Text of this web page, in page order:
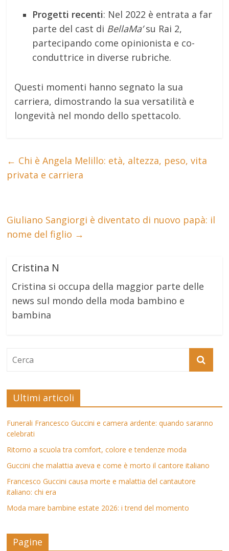
Progetti recenti: Nel 2022 è entrata a far
parte del cast di BellaMa’su Rai 2,
partecipando come opinionista e co-
conduttrice in diverse rubriche.
Questi momenti hanno segnato la sua
carriera, dimostrando la sua versatilità e
longevità nel mondo dello spettacolo.
← Chi è Angela Melillo: età, altezza, peso, vita
privata e carriera
Giuliano Sangiorgi è diventato di nuovo papà: il
nome del figlio →
Cristina N
Cristina si occupa della maggior parte delle
news sul mondo della moda bambino e
bambina
Ultimi articoli
Funerali Francesco Guccini e camera ardente: quando saranno
celebrati
Ritorno a scuola tra comfort, colore e tendenze moda
Guccini che malattia aveva e come è morto il cantore italiano
Francesco Guccini causa morte e malattia del cantautore
italiano: chi era
Moda mare bambine estate 2026: i trend del momento
Pagine